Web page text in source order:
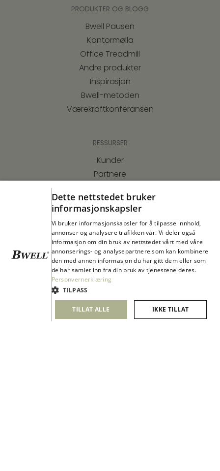
PRODUKTER OG BLOGG
Bwell Pausen
Kontormølla
Office Treadmill
Andre produkter
Inspirasjon
Bwell-metoden
Værekraftkonferansen
RESSURSER
Kunder
Partnere
Kurs
Bærekraft
Dette sier forskningen
KONTAKT
Kontakt oss
Bli kunde
Service
Dette nettstedet bruker
informasjonskapsler
Vi bruker informasjonskapsler for å tilpasse innhold,
annonser og analysere trafikken vår. Vi deler også
informasjon om din bruk av nettstedet vårt med våre
annonserings- og analysepartnere som kan kombinere
den med annen informasjon du har gitt dem eller som
de har samlet inn fra din bruk av tjenestene deres.
Personvernerklæring
TILPASS
TILLAT ALLE IKKE TILLAT